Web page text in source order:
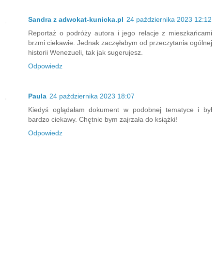
Sandra z adwokat-kunicka.pl 24 października 2023 12:12
Reportaż o podróży autora i jego relacje z mieszkańcami
brzmi ciekawie. Jednak zaczęłabym od przeczytania ogólnej
historii Wenezueli, tak jak sugerujesz.
Odpowiedz
Paula 24 października 2023 18:07
Kiedyś oglądałam dokument w podobnej tematyce i był
bardzo ciekawy. Chętnie bym zajrzała do książki!
Odpowiedz